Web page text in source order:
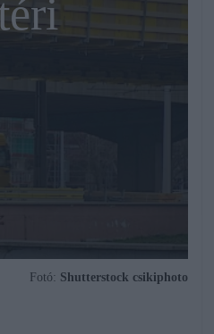
Fotó: Shutterstock csikiphoto